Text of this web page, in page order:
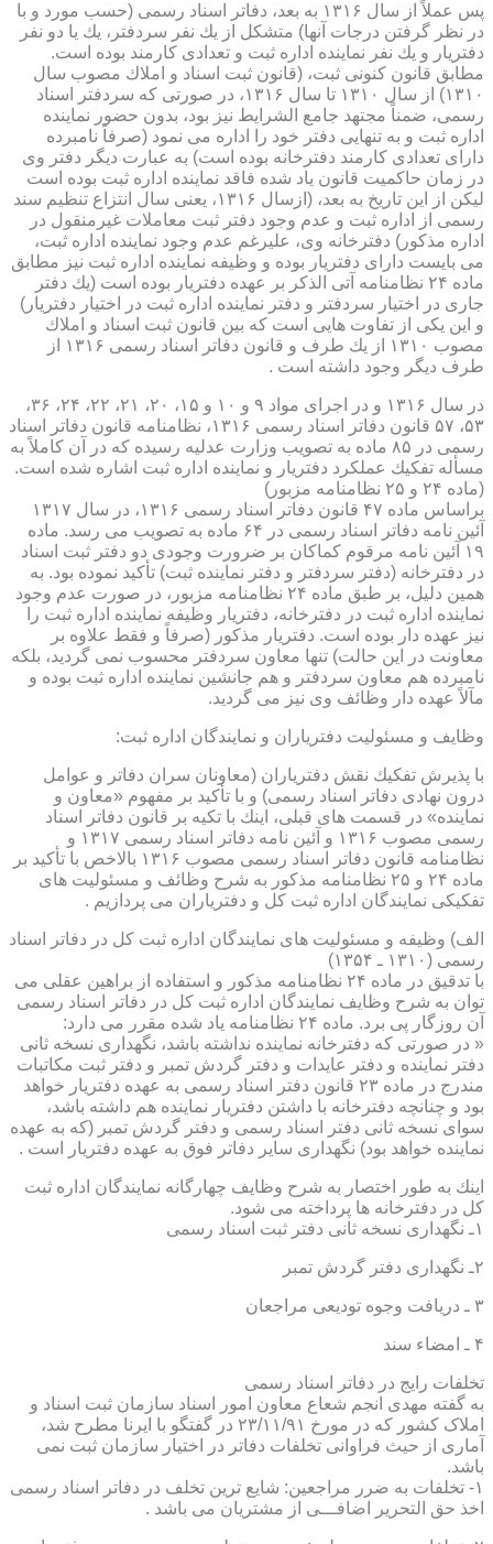
پس عملاً از سال ۱۳۱۶ به بعد، دفاتر اسناد رسمی (حسب مورد و با
در نظر گرفتن درجات آنها) متشكل از یك نفر سردفتر، یك یا دو نفر
دفتریار و یك نفر نماینده اداره ثبت و تعدادی كارمند بوده است.
مطابق قانون كنونی ثبت، (قانون ثبت اسناد و املاك مصوب سال
۱۳۱۰) از سال ۱۳۱۰ تا سال ۱۳۱۶، در صورتی كه سردفتر اسناد
رسمی، ضمناً مجتهد جامع الشرایط نیز بود، بدون حضور نماینده
اداره ثبت و به تنهایی دفتر خود را اداره می نمود (صرفاً نامبرده
دارای تعدادی كارمند دفترخانه بوده است) به عبارت دیگر دفتر وی
در زمان حاكمیت قانون یاد شده فاقد نماینده اداره ثبت بوده است
لیكن از این تاریخ به بعد، (ازسال ۱۳۱۶، یعنی سال انتزاع تنظیم سند
رسمی از اداره ثبت و عدم وجود دفتر ثبت معاملات غیرمنقول در
اداره مذكور) دفترخانه وی، علیرغم عدم وجود نماینده اداره ثبت،
می بایست دارای دفتریار بوده و وظیفه نماینده اداره ثبت نیز مطابق
ماده ۲۴ نظامنامه آتی الذكر بر عهده دفتریار بوده است (یك دفتر
جاری در اختیار سردفتر و دفتر نماینده اداره ثبت در اختیار دفتریار)
و این یكی از تفاوت هایی است كه بین قانون ثبت اسناد و املاك
مصوب ۱۳۱۰ از یك طرف و قانون دفاتر اسناد رسمی ۱۳۱۶ از
طرف دیگر وجود داشته است .
در سال ۱۳۱۶ و در اجرای مواد ۹ و ۱۰ و ۱۵، ۲۰، ۲۱، ۲۲، ۲۴، ۳۶،
۵۳، ۵۷ قانون دفاتر اسناد رسمی ۱۳۱۶، نظامنامه قانون دفاتر اسناد
رسمی در ۸۵ ماده به تصویب وزارت عدلیه رسیده كه در آن كاملاً به
مسأله تفكیك عملكرد دفتریار و نماینده اداره ثبت اشاره شده است.
(ماده ۲۴ و ۲۵ نظامنامه مزبور)
براساس ماده ۴۷ قانون دفاتر اسناد رسمی ۱۳۱۶، در سال ۱۳۱۷
آئین نامه دفاتر اسناد رسمی در ۶۴ ماده به تصویب می رسد. ماده
۱۹ آئین نامه مرقوم كماكان بر ضرورت وجودی دو دفتر ثبت اسناد
در دفترخانه (دفتر سردفتر و دفتر نماینده ثبت) تأكید نموده بود. به
همین دلیل، بر طبق ماده ۲۴ نظامنامه مزبور، در صورت عدم وجود
نماینده اداره ثبت در دفترخانه، دفتریار وظیفه نماینده اداره ثبت را
نیز عهده دار بوده است. دفتریار مذكور (صرفاً و فقط علاوه بر
معاونت در این حالت) تنها معاون سردفتر محسوب نمی گردید، بلكه
نامبرده هم معاون سردفتر و هم جانشین نماینده اداره ثبت بوده و
مآلاً عهده دار وظائف وی نیز می گردید.
وظایف و مسئولیت دفتریاران و نمایندگان اداره ثبت:
با پذیرش تفكیك نقش دفتریاران (معاونان سران دفاتر و عوامل
درون نهادی دفاتر اسناد رسمی) و با تأكید بر مفهوم «معاون و
نماینده» در قسمت های قبلی، اینك با تكیه بر قانون دفاتر اسناد
رسمی مصوب ۱۳۱۶ و آئین نامه دفاتر اسناد رسمی ۱۳۱۷ و
نظامنامه قانون دفاتر اسناد رسمی مصوب ۱۳۱۶ بالاخص با تأكید بر
ماده ۲۴ و ۲۵ نظامنامه مذكور به شرح وظائف و مسئولیت های
تفكیكی نمایندگان اداره ثبت كل و دفتریاران می پردازیم .
الف) وظیفه و مسئولیت های نمایندگان اداره ثبت كل در دفاتر اسناد
رسمی (۱۳۱۰ ـ ۱۳۵۴)
با تدقیق در ماده ۲۴ نظامنامه مذكور و استفاده از براهین عقلی می
توان به شرح وظایف نمایندگان اداره ثبت كل در دفاتر اسناد رسمی
آن روزگار پی برد. ماده ۲۴ نظامنامه یاد شده مقرر می دارد:
« در صورتی كه دفترخانه نماینده نداشته باشد، نگهداری نسخه ثانی
دفتر نماینده و دفتر عایدات و دفتر گردش تمبر و دفتر ثبت مكاتبات
مندرج در ماده ۲۳ قانون دفتر اسناد رسمی به عهده دفتریار خواهد
بود و چنانچه دفترخانه با داشتن دفتریار نماینده هم داشته باشد،
سوای نسخه ثانی دفتر اسناد رسمی و دفتر گردش تمبر (كه به عهده
نماینده خواهد بود) نگهداری سایر دفاتر فوق به عهده دفتریار است .
اینك به طور اختصار به شرح وظایف چهارگانه نمایندگان اداره ثبت
كل در دفترخانه ها پرداخته می شود.
۱ـ نگهداری نسخه ثانی دفتر ثبت اسناد رسمی
۲ـ نگهداری دفتر گردش تمبر
۳ ـ دریافت وجوه تودیعی مراجعان
۴ ـ امضاء سند
تخلفات رایج در دفاتر اسناد رسمی
به گفته مهدی انجم شعاع معاون امور اسناد سازمان ثبت اسناد و
املاک کشور که در مورخ ۲۳/۱۱/۹۱ در گفتگو با ایرنا مطرح شد،
آماری از حیث فراوانی تخلفات دفاتر در اختیار سازمان ثبت نمی
باشد.
۱- تخلفات به ضرر مراجعین: شایع ترین تخلف در دفاتر اسناد رسمی
اخذ حق التحریر اضافـــی از مشتریان می باشد .